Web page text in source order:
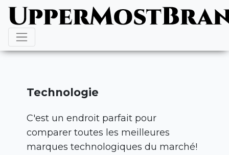
Technologie
C'est un endroit parfait pour
comparer toutes les meilleures
marques technologiques du marché!